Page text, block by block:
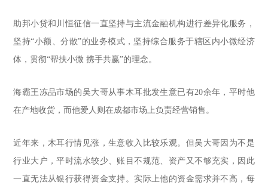
助邦小贷和川恒征信一直坚持与主流金融机构进行差异化服务，
坚持“小额、分散”的业务模式，坚持综合服务于辖区内小微经济
体，贯彻“帮扶小微 携手共赢”的理念。
海霸王冻品市场的吴大哥从事木耳批发生意已有20余年，平时他
在产地收货，而他爱人则在成都市场上负责经营销售。
近年来，木耳行情见涨，生意收入比较乐观。但吴大哥因为不是
行业大户，平时流水较少、账目不规范、资产又不够充实，因此
一直无法从银行获得资金支持。实际上他的资金需求并不高，每